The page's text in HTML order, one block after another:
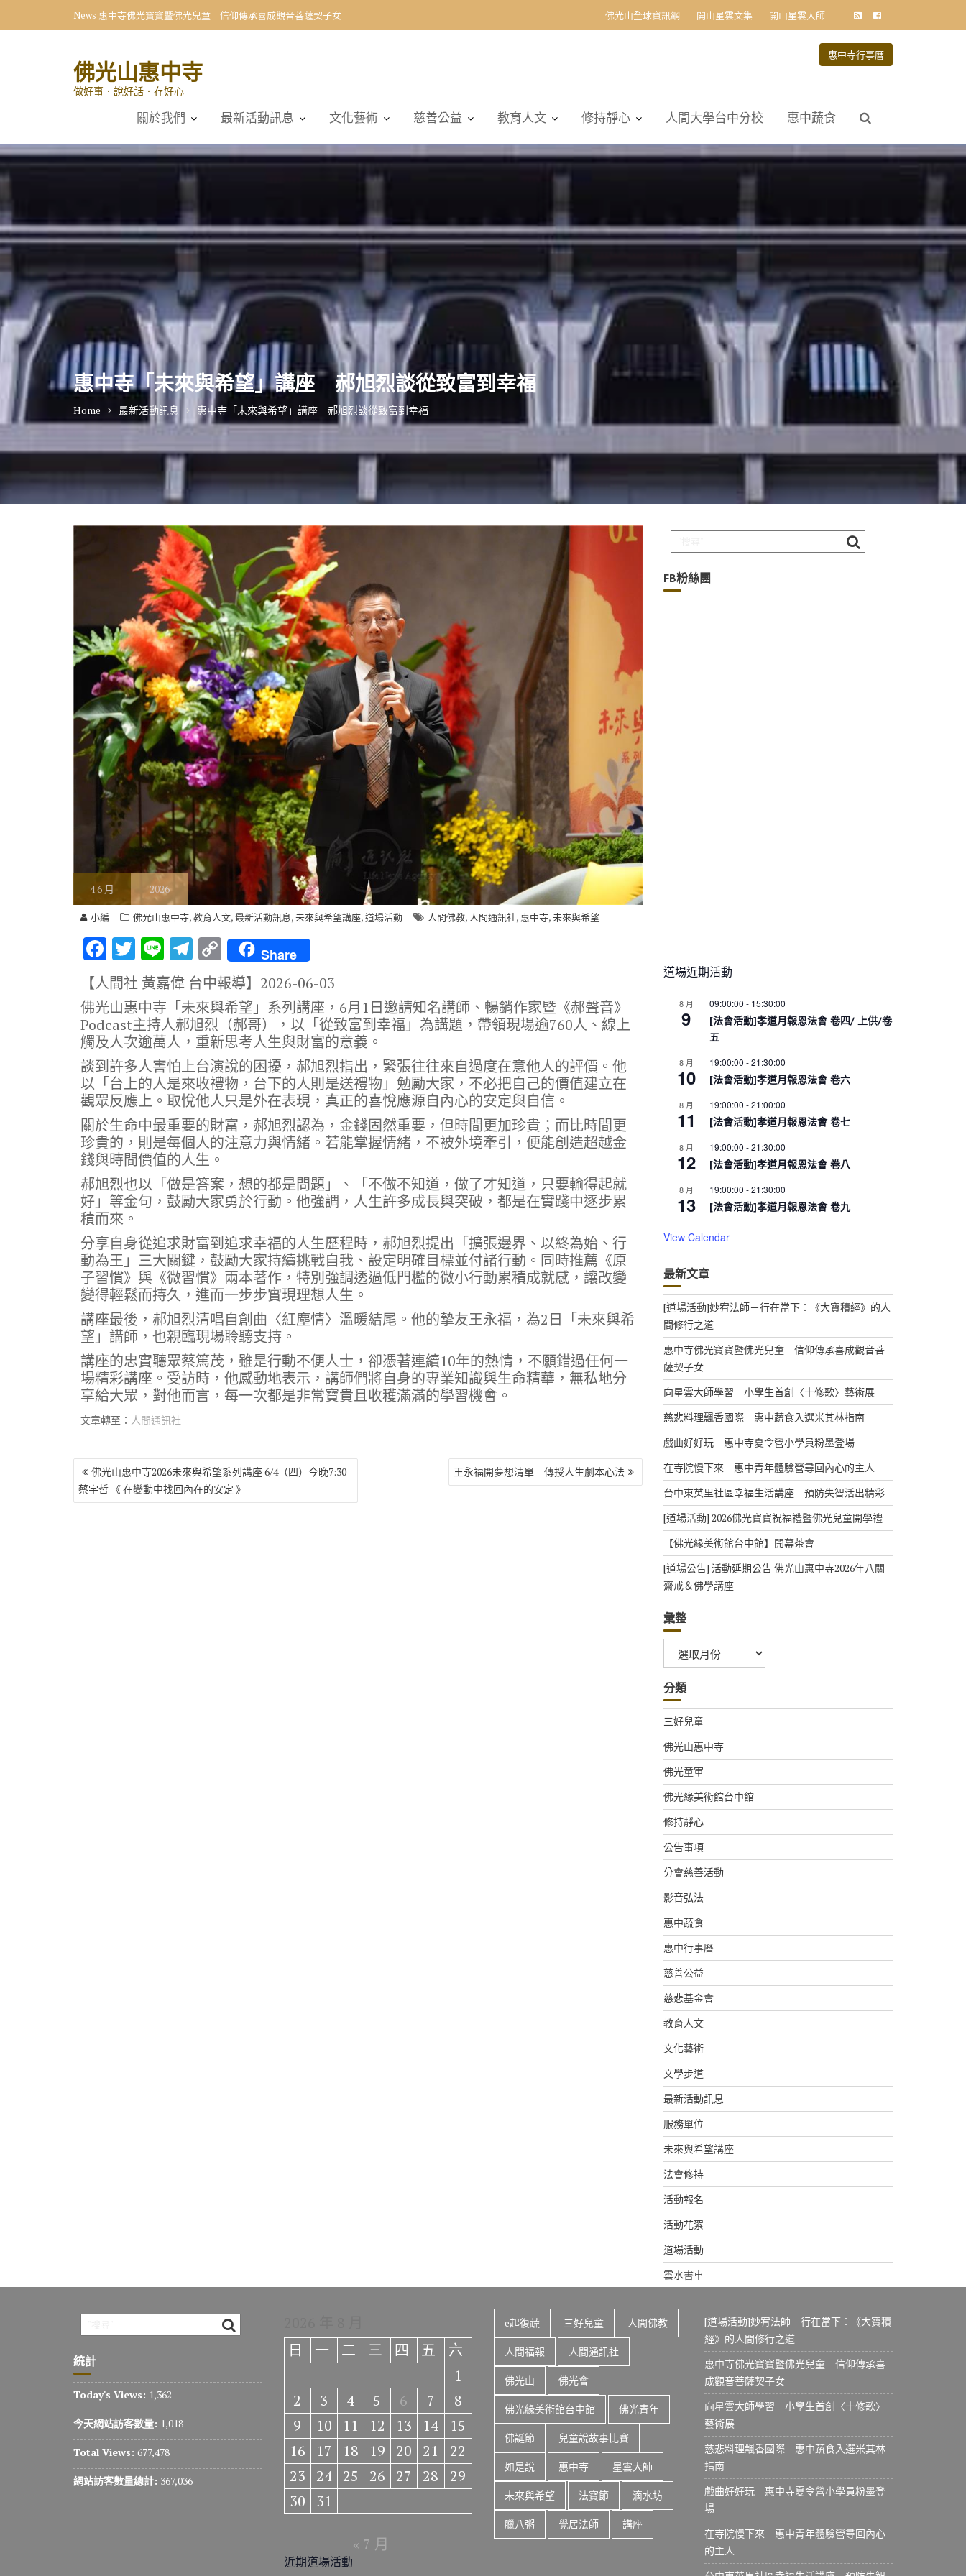
News 向星雲大師學習 小學生首創〈十修歌〉藝術展 佛光山全球資訊網 開山星雲文集 開山星雲大師
佛光山惠中寺
做好事．說好話．存好心
惠中寺行事曆
關於我們 最新活動訊息 文化藝術 慈善公益 教育人文 修持靜心 人間大學台中分校 惠中蔬食
惠中寺「未來與希望」講座 郝旭烈談從致富到幸福
Home 最新活動訊息 惠中寺「未來與希望」講座 郝旭烈談從致富到幸福
46 月 2026
小編 佛光山惠中寺,教育人文,最新活動訊息,未來與希望講座,道場活動 人間佛教, 人間通訊社, 惠中寺,未來與希望
F
ac
e
b
o
o
k
T
w
it
te
r
Li
n
e
T
el
e
gr
a
m
C
o
p
y
Li
n
k
Share
【人間社 黃嘉偉 台中報導】 2026-06-03
佛光山惠中寺「未來與希望」系列講座，6月1日邀請知名講師、暢銷作家暨《郝聲音》
Podcast主持人郝旭烈（郝哥），以「從致富到幸福」為講題，帶領現場逾760人、線上
觸及人次逾萬人，重新思考人生與財富的意義。
談到許多人害怕上台演說的困擾，郝旭烈指出，緊張往往來自過度在意他人的評價。他
以「台上的人是來收禮物，台下的人則是送禮物」勉勵大家，不必把自己的價值建立在
觀眾反應上。取悅他人只是外在表現，真正的喜悅應源自內心的安定與自信。
關於生命中最重要的財富，郝旭烈認為，金錢固然重要，但時間更加珍貴；而比時間更
珍貴的，則是每個人的注意力與情緒。若能掌握情緒，不被外境牽引，便能創造超越金
錢與時間價值的人生。
郝旭烈也以「做是答案，想的都是問題」、「不做不知道，做了才知道，只要輸得起就
好」等金句，鼓勵大家勇於行動。他強調，人生許多成長與突破，都是在實踐中逐步累
積而來。
分享自身從追求財富到追求幸福的人生歷程時，郝旭烈提出「擴張邊界、以終為始、行
動為王」三大關鍵，鼓勵大家持續挑戰自我、設定明確目標並付諸行動。同時推薦《原
子習慣》與《微習慣》兩本著作，特別強調透過低門檻的微小行動累積成就感，讓改變
變得輕鬆而持久，進而一步步實現理想人生。
講座最後，郝旭烈清唱自創曲〈紅塵情〉溫暖結尾。他的摯友王永福，為2日「未來與希
望」講師，也親臨現場聆聽支持。
講座的忠實聽眾蔡篤茂，雖是行動不便人士，卻憑著連續10年的熱情，不願錯過任何一
場精彩講座。受訪時，他感動地表示，講師們將自身的專業知識與生命精華，無私地分
享給大眾，對他而言，每一次都是非常寶貴且收穫滿滿的學習機會。
文章轉至： 人間通訊社
文
章
導
佛光山惠中寺2026未來與希望系列講座 6/4（四）今晚7:30
蔡宇哲 《 在變動中找回內在的安定 》
王永福開夢想清單 傳授人生劇本心法
FB粉絲團
道場近期活動
8 月
9
09:00:00 - 15:30:00
[法會活動]孝道月報恩法會 卷四/ 上供/卷
五
8 月
10
19:00:00 -21:30:00
[法會活動]孝道月報恩法會 卷六
8 月
11
19:00:00 -21:00:00
[法會活動]孝道月報恩法會 卷七
8 月
12
19:00:00 -21:30:00
[法會活動]孝道月報恩法會 卷八
8 月
13
19:00:00 -21:30:00
[法會活動]孝道月報恩法會 卷九
View Calendar
最新文章
[道場活動]妙宥法師－行在當下：《大寶積經》的人
間修行之道
惠中寺佛光寶寶暨佛光兒童 信仰傳承喜成觀音菩
薩契子女
向星雲大師學習 小學生首創〈十修歌〉藝術展
慈悲料理飄香國際 惠中蔬食入選米其林指南
戲曲好好玩 惠中寺夏令營小學員粉墨登場
在寺院慢下來 惠中青年體驗營尋回內心的主人
台中東英里社區幸福生活講座 預防失智活出精彩
[道場活動] 2026佛光寶寶祝福禮暨佛光兒童開學禮
【佛光緣美術館台中館】開幕茶會
[道場公告] 活動延期公告 佛光山惠中寺2026年八關
齋戒＆佛學講座
彙整
整
分類
三好兒童
佛光山惠中寺
佛光童軍
佛光緣美術館台中館
修持靜心
公告事項
分會慈善活動
影音弘法
惠中蔬食
惠中行事曆
慈善公益
慈悲基金會
教育人文
文化藝術
文學步道
最新活動訊息
服務單位
未來與希望講座
法會修持
活動報名
活動花絮
道場活動
雲水書車
統計
Today's Views: 1,362
今天網站訪客數量: 1,018
Total Views: 677,478
網站訪客數量總計: 367,036
日
一 二 三 四 五
六
1
2
3 4 5 6 7
8
9
10 11 12 13 14
15
16
17 18 19 20 21
22
23
24 25 26 27 28
29
30
31
« 7 月
近期道場活動
e起復蔬 三好兒童 人間佛教
人間福報 人間通訊社
佛光山 佛光會
佛光緣美術館台中館 佛光青年
佛誕節 兒童說故事比賽
如是說 惠中寺 星雲大師
未來與希望 法寶節 滴水坊
臘八粥 覺居法師 講座
[道場活動]妙宥法師－行在當下：《大寶積
經》的人間修行之道
惠中寺佛光寶寶暨佛光兒童 信仰傳承喜
成觀音菩薩契子女
向星雲大師學習 小學生首創〈十修歌〉
藝術展
慈悲料理飄香國際 惠中蔬食入選米其林
指南
戲曲好好玩 惠中寺夏令營小學員粉墨登
場
在寺院慢下來 惠中青年體驗營尋回內心
的主人